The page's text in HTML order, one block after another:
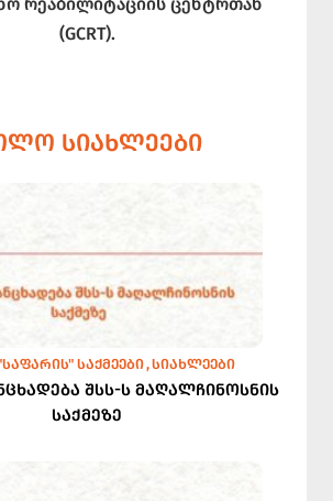
(GCRT).
ᲡᲘᲐᲮᲚᲔᲔᲑᲘ
ᲡᲐᲥᲛᲔᲔᲑᲘ ᲡᲘᲐᲮᲚᲔᲔᲑᲘ
შსს-ს მაღალჩინოსნის
საქმეზე